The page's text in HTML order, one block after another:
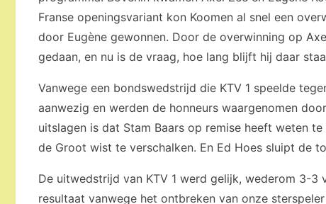
Franse openingsvariant kon Koomen al snel een
door Eugène gewonnen. Door de overwinning op
gedaan, en nu is de vraag, hoe lang blijft hij daar
Vanwege een bondswedstrijd die KTV 1 speelde
aanwezig en werden de honneurs waargenomen
uitslagen is dat Stam Baars op remise heeft weten
de Groot wist te verschalken. En Ed Hoes sluipt de
De uitwedstrijd van KTV 1 werd gelijk, wederom 3-
resultaat vanwege het ontbreken van onze